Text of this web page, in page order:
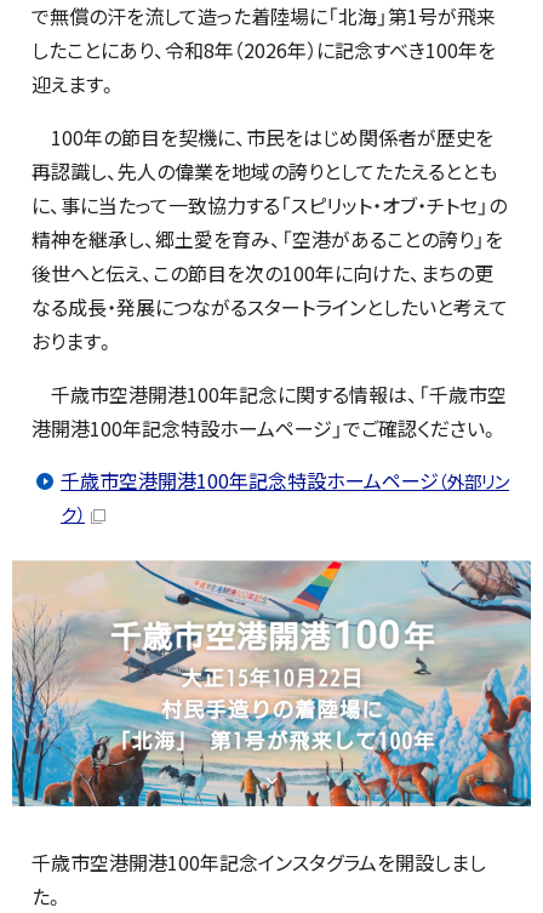
で無償の汗を流して造った着陸場に「北海」第1号が飛来
したことにあり、令和8年（2026年）に記念すべき100年を
迎えます。
100年の節目を契機に、市民をはじめ関係者が歴史を
再認識し、先人の偉業を地域の誇りとしてたたえるととも
に、事に当たって一致協力する「スピリット・オブ・チトセ」の
精神を継承し、郷土愛を育み、「空港があることの誇り」を
後世へと伝え、この節目を次の100年に向けた、まちの更
なる成長・発展につながるスタートラインとしたいと考えて
おります。
千歳市空港開港100年記念に関する情報は、「千歳市空
港開港100年記念特設ホームページ」でご確認ください。
千歳市空港開港100年記念特設ホームページ（外部リン
ク）
千歳市空港開港100年記念インスタグラムを開設しまし
た。